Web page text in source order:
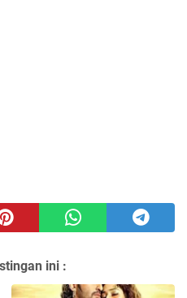
ini :